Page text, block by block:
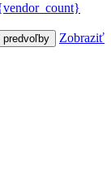
predvoľby
Zobraziť